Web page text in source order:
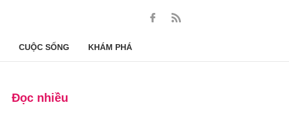
CUỘC SỐNG KHÁM PHÁ
Đọc nhiều